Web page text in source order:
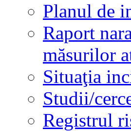
Planul de
Raport
măsurilor
Situaţia
Studii/
Registrul